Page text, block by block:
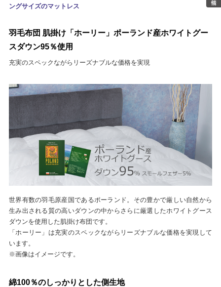
ングサイズのマットレス
羽毛布団 肌掛け「ホーリー」ポーランド産ホワイトグー
スダウン95％使用
充実のスペックながらリーズナブルな価格を実現
世界有数の羽毛原産国であるポーランド。その豊かで厳しい自然から
生み出される質の高いダウンの中からさらに厳選したホワイトグース
ダウンを使用した肌掛け布団です。
「ホーリー」は充実のスペックながらリーズナブルな価格を実現して
います。
※画像はイメージです。
綿100％のしっかりとした側生地